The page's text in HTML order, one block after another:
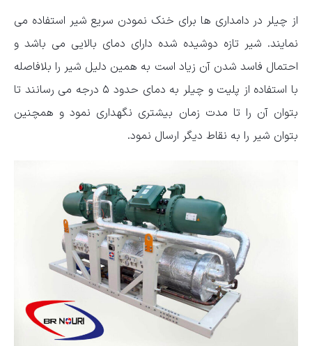
از چیلر در دامداری ها برای خنک نمودن سریع شیر استفاده می
نمایند. شیر تازه دوشیده شده دارای دمای بالایی می باشد و
احتمال فاسد شدن آن زیاد است به همین دلیل شیر را بلافاصله
با استفاده از پلیت و چیلر به دمای حدود ۵ درجه می رسانند تا
بتوان آن را تا مدت زمان بیشتری نگهداری نمود و همچنین
بتوان شیر را به نقاط دیگر ارسال نمود.